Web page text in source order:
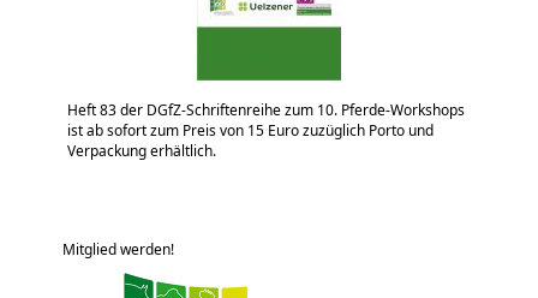
Heft 83 der DGfZ-Schriftenreihe zum 10. Pferde-Workshops
ist ab sofort zum Preis von 15 Euro zuzüglich Porto und
Verpackung erhältlich.
Mitglied werden!